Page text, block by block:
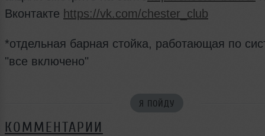
Вконтакте https://vk.com/chester_club
*отдельная барная стойка, работающая по
"все включено"
Я ПОЙДУ
КОММЕНТАРИИ